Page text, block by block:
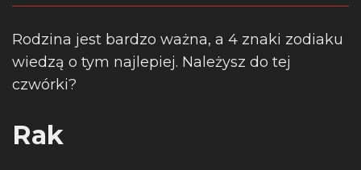
Rodzina jest bardzo ważna, a 4 znaki zodiaku
wiedzą o tym najlepiej. Należysz do tej
czwórki?
Rak